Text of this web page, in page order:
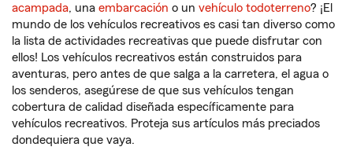
acampada, una embarcación o un vehículo todoterreno? ¡El
mundo de los vehículos recreativos es casi tan diverso como
la lista de actividades recreativas que puede disfrutar con
ellos! Los vehículos recreativos están construidos para
aventuras, pero antes de que salga a la carretera, el agua o
los senderos, asegúrese de que sus vehículos tengan
cobertura de calidad diseñada específicamente para
vehículos recreativos. Proteja sus artículos más preciados
dondequiera que vaya.